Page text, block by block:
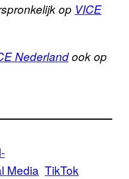
op VICE
Nederlandook op
Media TikTok